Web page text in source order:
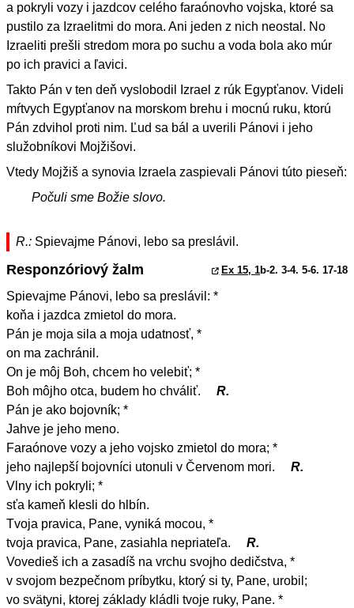
a pokryli vozy i jazdcov celého faraónovho vojska, ktoré sa
pustilo za Izraelitmi do mora. Ani jeden z nich neostal. No
Izraeliti prešli stredom mora po suchu a voda bola ako múr
po ich pravici a ľavici.
Takto Pán v ten deň vyslobodil Izrael z rúk Egypťanov. Videli
mŕtvych Egypťanov na morskom brehu i mocnú ruku, ktorú
Pán zdvihol proti nim. Ľud sa bál a uverili Pánovi i jeho
služobníkovi Mojžišovi.
Vtedy Mojžiš a synovia Izraela zaspievali Pánovi túto pieseň:
Počuli sme Božie slovo.
R.: Spievajme Pánovi, lebo sa preslávil.
Responzóriový žalm Ex 15, 1b-2. 3-4. 5-6. 17-18
Spievajme Pánovi, lebo sa preslávil: *
koňa i jazdca zmietol do mora.
Pán je moja sila a moja udatnosť, *
on ma zachránil.
On je môj Boh, chcem ho velebiť; *
Boh môjho otca, budem ho chváliť.
R.
Pán je ako bojovník; *
Jahve je jeho meno.
Faraónove vozy a jeho vojsko zmietol do mora; *
jeho najlepší bojovníci utonuli v Červenom mori.
R.
Vlny ich pokryli; *
sťa kameň klesli do hlbín.
Tvoja pravica, Pane, vyniká mocou, *
tvoja pravica, Pane, zasiahla nepriateľa.
R.
Vovedieš ich a zasadíš na vrchu svojho dedičstva, *
v svojom bezpečnom príbytku, ktorý si ty, Pane, urobil;
vo svätyni, ktorej základy kládli tvoje ruky, Pane. *